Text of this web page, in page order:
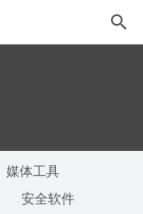
媒体工具
安全软件